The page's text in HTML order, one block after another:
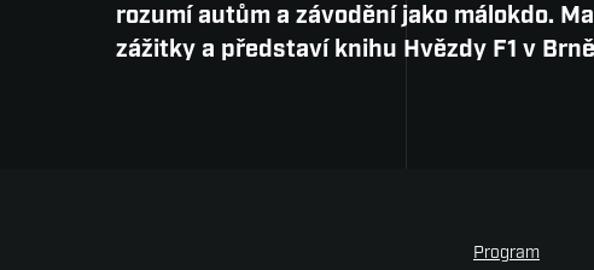
rozumí autům a závodění jako málokdo.
zážitky a představí knihu Hvězdy F1 v
Program